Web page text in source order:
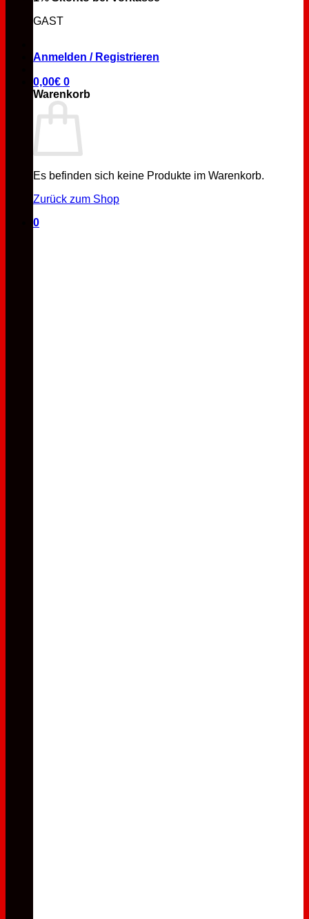
GAST
Anmelden / Registrieren
0,00€ 0
Warenkorb
Es befinden sich keine Produkte im Warenkorb.
Zurück zum Shop
0